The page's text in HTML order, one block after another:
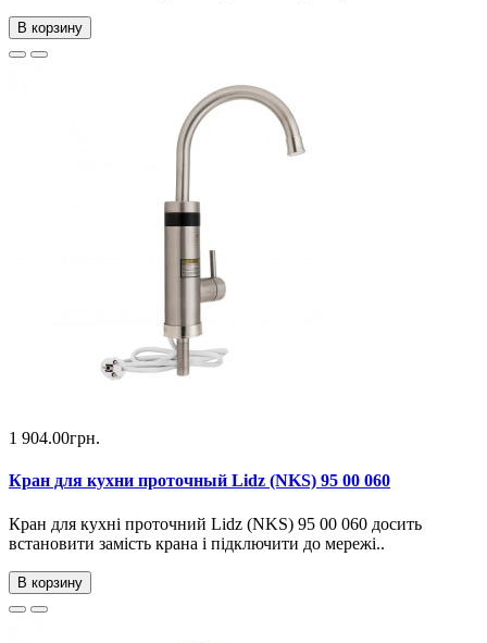
В корзину
1 904.00грн.
Кран для кухни проточный Lidz (NKS) 95 00 060
Кран для кухні проточний Lidz (NKS) 95 00 060 досить
встановити замість крана і підключити до мережі..
В корзину